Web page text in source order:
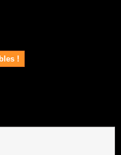
!